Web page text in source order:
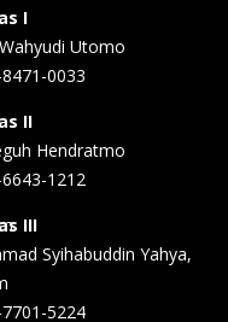
I
Utomo
0033
II
Hendratmo
1212
III
Syihabuddin Yahya,
5224